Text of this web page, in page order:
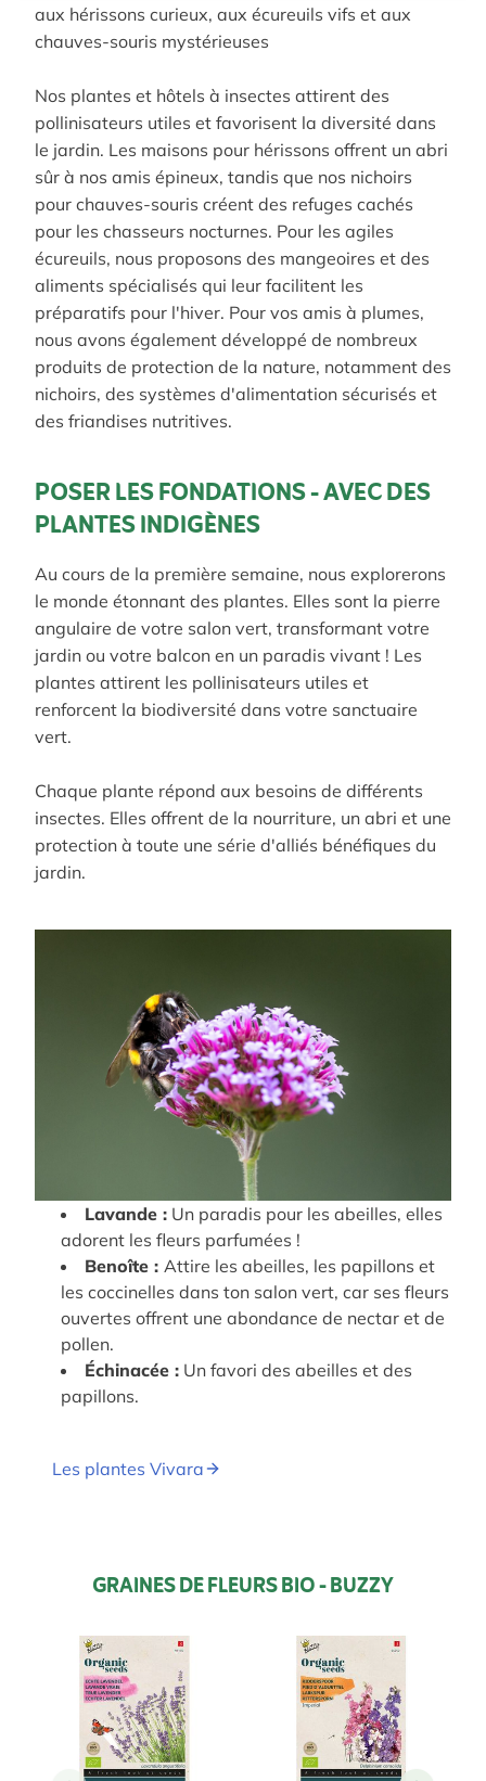
aux hérissons curieux, aux écureuils vifs et aux
chauves-souris mystérieuses
Nos plantes et hôtels à insectes attirent des
pollinisateurs utiles et favorisent la diversité dans
le jardin. Les maisons pour hérissons offrent un abri
sûr à nos amis épineux, tandis que nos nichoirs
pour chauves-souris créent des refuges cachés
pour les chasseurs nocturnes. Pour les agiles
écureuils, nous proposons des mangeoires et des
aliments spécialisés qui leur facilitent les
préparatifs pour l'hiver. Pour vos amis à plumes,
nous avons également développé de nombreux
produits de protection de la nature, notamment des
nichoirs, des systèmes d'alimentation sécurisés et
des friandises nutritives.
POSER LES FONDATIONS - AVEC DES
PLANTES INDIGÈNES
Au cours de la première semaine, nous explorerons
le monde étonnant des plantes. Elles sont la pierre
angulaire de votre salon vert, transformant votre
jardin ou votre balcon en un paradis vivant ! Les
plantes attirent les pollinisateurs utiles et
renforcent la biodiversité dans votre sanctuaire
vert.
Chaque plante répond aux besoins de différents
insectes. Elles offrent de la nourriture, un abri et une
protection à toute une série d'alliés bénéfiques du
jardin.
Lavande : Un paradis pour les abeilles, elles
adorent les fleurs parfumées !
Benoîte : Attire les abeilles, les papillons et
les coccinelles dans ton salon vert, car ses fleurs
ouvertes offrent une abondance de nectar et de
pollen.
Échinacée : Un favori des abeilles et des
papillons.
Les plantes Vivara
GRAINES DE FLEURS BIO - BUZZY